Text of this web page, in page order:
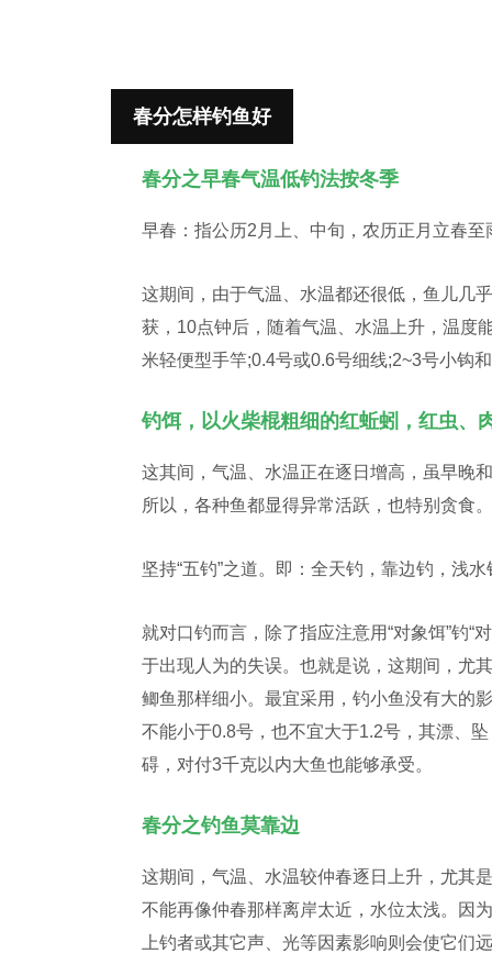
春分怎样钓鱼好
春分之早春气温低钓法按冬季
早春：指公历2月上、中旬，农历正月立春至
这期间，由于气温、水温都还很低，鱼儿几
获，10点钟后，随着气温、水温上升，温度
米轻便型手竿;0.4号或0.6号细线;2~3号小钩
钓饵，以火柴棍粗细的红蚯蚓，红虫、
这其间，气温、水温正在逐日增高，虽早晚
所以，各种鱼都显得异常活跃，也特别贪食
坚持“五钓”之道。即：全天钓，靠边钓，浅水
就对口钓而言，除了指应注意用“对象饵”钓
于出现人为的失误。也就是说，这期间，尤
鲫鱼那样细小。最宜采用，钓小鱼没有大的
不能小于0.8号，也不宜大于1.2号，其漂、
碍，对付3千克以内大鱼也能够承受。
春分之钓鱼莫靠边
这期间，气温、水温较仲春逐日上升，尤其
不能再像仲春那样离岸太近，水位太浅。因
上钓者或其它声、光等因素影响则会使它